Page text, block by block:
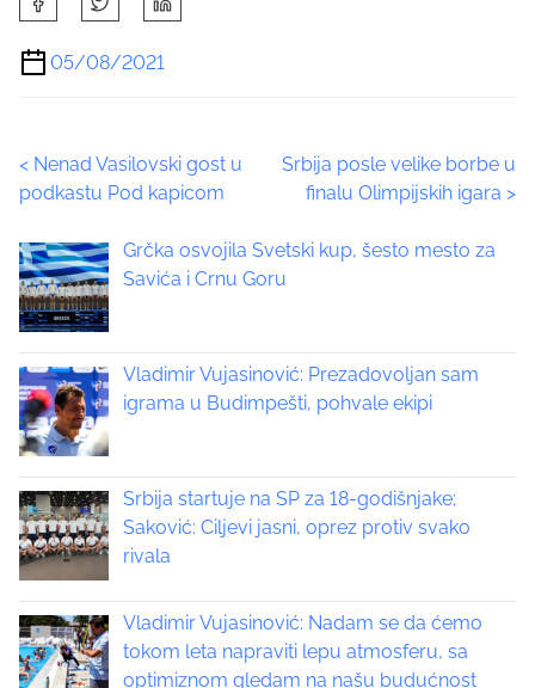
h
a
r
h
i
p
o
s
t
o
n
:
05/08/2021
P
s
t
s
n
a
v
i
a
< Nenad Vasilovski gost u
podkastu Pod kapicom
Srbija posle velike borbe u
finalu Olimpijskih igara >
Grčka osvojila Svetski kup, šesto mesto za
Savića i Crnu Goru
Vladimir Vujasinović: Prezadovoljan sam
igrama u Budimpešti, pohvale ekipi
Srbija startuje na SP za 18-godišnjake;
Saković: Ciljevi jasni, oprez protiv svako
rivala
Vladimir Vujasinović: Nadam se da ćemo
tokom leta napraviti lepu atmosferu, sa
optimiznom gledam na našu budućnost